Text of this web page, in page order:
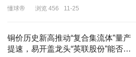
懂球帝 浏览 456 11-25
铜价历史新高推动“复合集流体”量产
提速，易开盖龙头“英联股份”能否成